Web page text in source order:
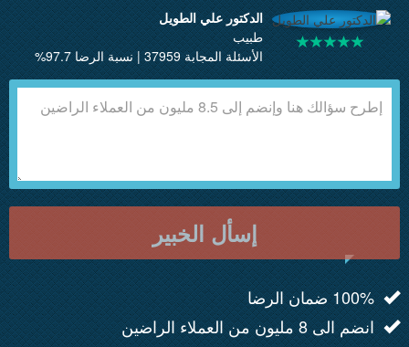
الدكتور علي الطويل
طبيب
الأسئلة المجابة 37959 | نسبة الرضا 97.7%
إسأل الخبير
100% ضمان الرضا
انضم الى 8 مليون من العملاء الراضين